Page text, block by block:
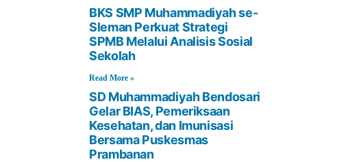
BKS SMP Muhammadiyah se-
Sleman Perkuat Strategi
SPMB Melalui Analisis Sosial
Sekolah
Read More »
SD Muhammadiyah Bendosari
Gelar BIAS, Pemeriksaan
Kesehatan, dan Imunisasi
Bersama Puskesmas
Prambanan